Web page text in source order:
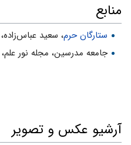
منابع
ستارگان حرم، سعید عباس‌زاده،
جامعه مدرسین، مجله نور علم،
آرشیو عکس و تصویر